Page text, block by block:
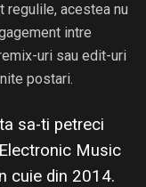
regulile, acestea nu
intre
uri sau edit-uri
postari.
sa-ti petreci
Music
cuie din 2014.